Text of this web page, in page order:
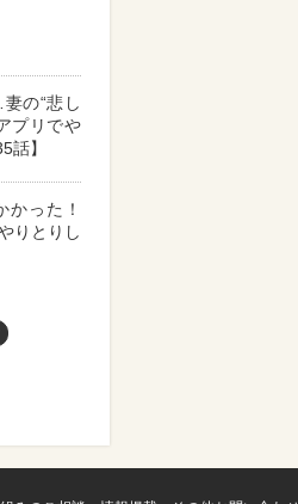
の“悲し
プリでや
話】
かった！
りとりし